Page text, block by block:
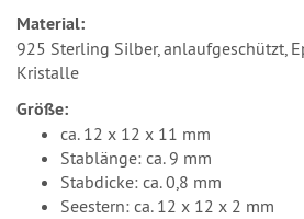
Material:
925 Sterling Silber, anlaufgeschützt,
Kristalle
Größe:
ca. 12 x 12 x 11 mm
Stablänge: ca. 9 mm
Stabdicke: ca. 0,8 mm
Seestern: ca. 12 x 12 x 2 mm